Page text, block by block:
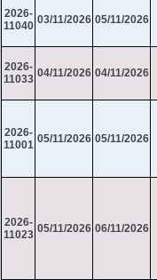
2026-
11040 03/11/2026 05/11/2026
2026-
11033 04/11/2026 04/11/2026
2026-
11001 05/11/2026 05/11/2026
2026-
11023 05/11/2026 06/11/2026